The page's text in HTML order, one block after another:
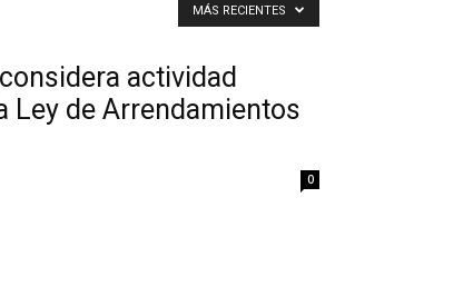
MÁS RECIENTES
actividad
Ley de Arrendamientos
0